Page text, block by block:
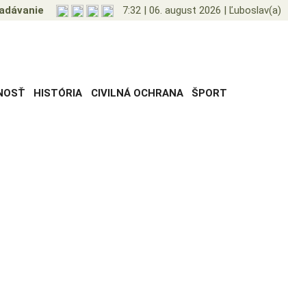
7:32 | 06. august 2026 | Ľuboslav(a)
HISTÓRIA CIVILNÁ OCHRANA ŠPORT